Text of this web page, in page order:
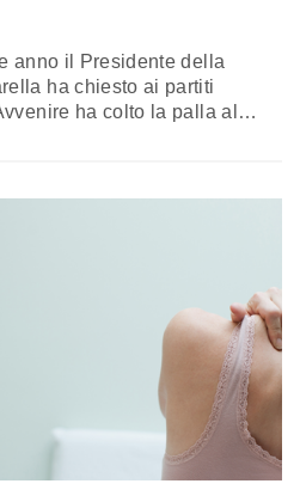
anno il Presidente della
ha chiesto ai partiti
ha colto la palla al